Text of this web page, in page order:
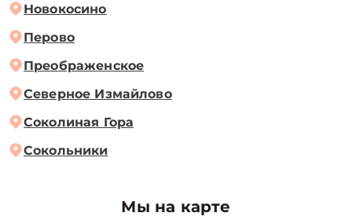
Новокосино
Перово
Преображенское
Северное Измайлово
Соколиная Гора
Сокольники
Мы на карте